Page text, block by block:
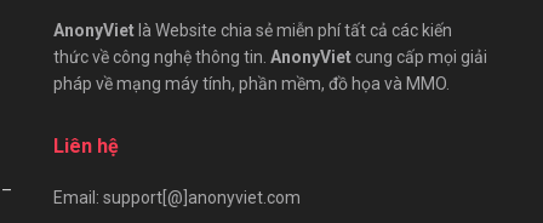
AnonyViet là Website chia sẻ miễn phí tất cả các kiến
thức về công nghệ thông tin. AnonyViet cung cấp mọi giải
pháp về mạng máy tính, phần mềm, đồ họa và MMO.
Liên hệ
Email: support[@]anonyviet.com